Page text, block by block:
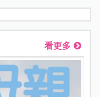
看更多